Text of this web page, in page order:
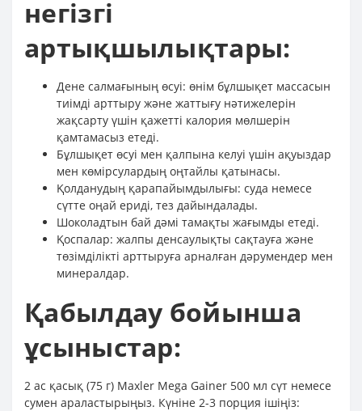
негізгі
артықшылықтары:
Дене салмағының өсуі: өнім бұлшықет массасын
тиімді арттыру және жаттығу нәтижелерін
жақсарту үшін қажетті калория мөлшерін
қамтамасыз етеді.
Бұлшықет өсуі мен қалпына келуі үшін ақуыздар
мен көмірсулардың оңтайлы қатынасы.
Қолданудың қарапайымдылығы: суда немесе
сүтте оңай ериді, тез дайындалады.
Шоколадтын бай дәмі тамақты жағымды етеді.
Қоспалар: жалпы денсаулықты сақтауға және
төзімділікті арттыруға арналған дәрумендер мен
минералдар.
Қабылдау бойынша
ұсыныстар:
2 ас қасық (75 г) Maxler Mega Gainer 500 мл сүт немесе
сумен араластырыңыз. Күніне 2-3 порция ішіңіз: